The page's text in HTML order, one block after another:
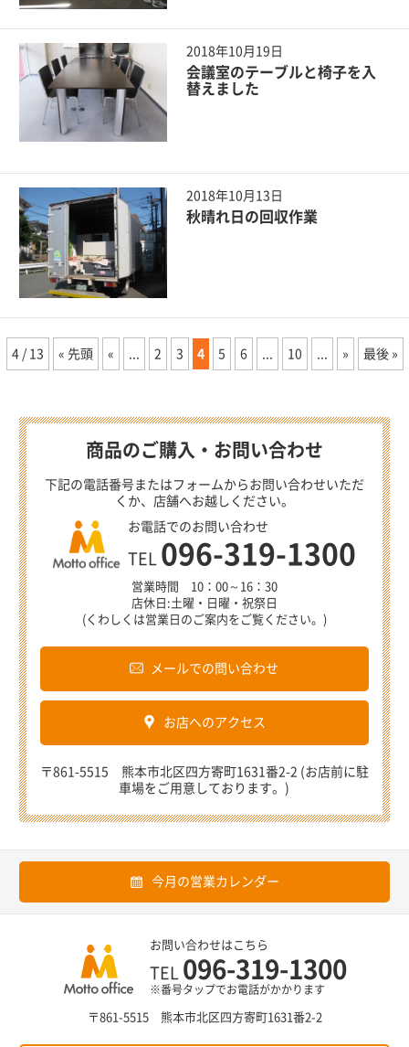
2018年10月19日
会議室のテーブルと椅子を入
替えました
2018年10月13日
秋晴れ日の回収作業
4 / 13 « 先頭 « 2 3 4 5 6 10 » 最後 »
商品のご購入・お問い合わせ
下記の電話番号またはフォームからお問い合わせいただ
くか、店舗へお越しください。
お電話でのお問い合わせ
TEL 096-319-1300
営業時間 10：00～16：30
店休日:土曜・日曜・祝祭日
(くわしくは営業日のご案内をご覧ください。)
メールでの問い合わせ
お店へのアクセス
〒861-5515 熊本市北区四方寄町1631番2-2 (お店前に駐
車場をご用意しております。)
今月の営業カレンダー
お問い合わせはこちら
TEL 096-319-1300
※番号タップでお電話がかかります
〒861-5515 熊本市北区四方寄町1631番2-2